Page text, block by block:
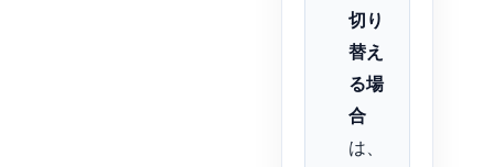
切り
替え
る場
合
は、